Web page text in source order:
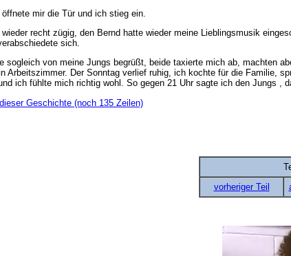
mir die Tür und ich stieg ein.
recht zügig, den Bernd hatte wieder meine Lieblingsmusik
sich.
sogleich von meine Jungs begrüßt, beide taxierte mich ab, machten
Arbeitszimmer. Der Sonntag verlief ruhig, ich kochte für die Familie,
ich fühlte mich richtig wohl. So gegen 21 Uhr sagte ich den Jungs ,
Geschichte (noch 135 Zeilen)
vorheriger Teil